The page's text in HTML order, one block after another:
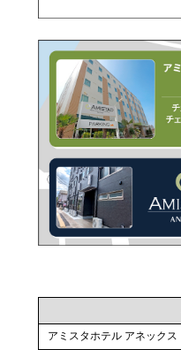
アミスタホテル アネックス